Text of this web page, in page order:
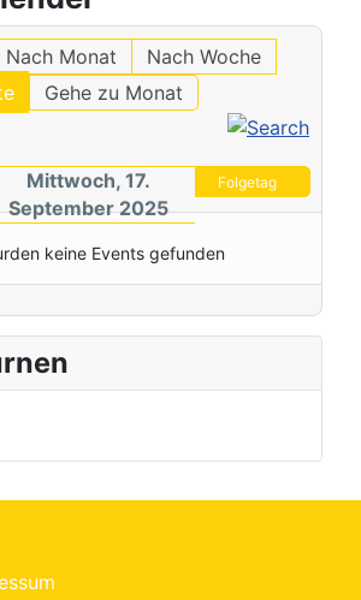
Nach Monat
Nach Woche
Gehe zu Monat
Mittwoch, 17.
September 2025
Folgetag
keine Events gefunden